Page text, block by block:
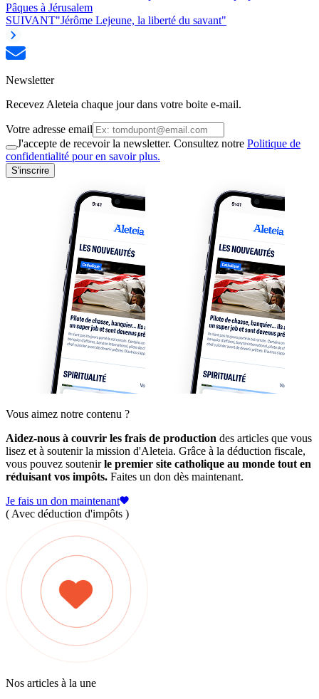
Pâques à Jérusalem
SUIVANT"Jérôme Lejeune, la liberté du savant"
Newsletter
Recevez Aleteia chaque jour dans votre boite e-mail.
Votre adresse email
J'accepte de recevoir la newsletter. Consultez notre Politique de
confidentialité pour en savoir plus.
S'inscrire
Vous aimez notre contenu ?
Aidez-nous à couvrir les frais de production des articles que vous
lisez et à soutenir la mission d'Aleteia. Grâce à la déduction fiscale,
vous pouvez soutenirle premier site catholique au monde tout en
réduisant vos impôts. Faites un don dès maintenant.
Je fais un don maintenant
( Avec déduction d'impôts )
Nos articles à la une